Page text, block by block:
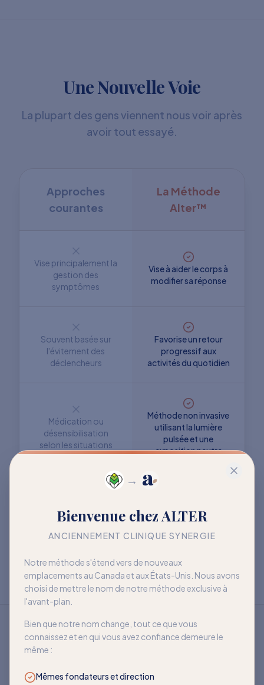
→
Bienvenue chez ALTER
ANCIENNEMENT CLINIQUE SYNERGIE
Notre méthode s'étend vers de nouveaux
emplacements au Canada et aux États-Unis. Nous avons
choisi de mettre le nom de notre méthode exclusive à
l'avant-plan.
Bien que notre nom change, tout ce que vous
connaissez et en qui vous avez confiance demeure le
même :
Mêmes fondateurs et direction
Une Nouvelle Voie
La plupart des gens viennent nous voir après
avoir tout essayé.
Approches
courantes
La Méthode
Alter™
Vise principalement la
gestion des
symptômes
Vise à aider le corps à
modifier sa réponse
Souvent basée sur
l'évitement des
déclencheurs
Favorise un retour
progressif aux
activités du quotidien
Médication ou
désensibilisation
selon les situations
Méthode non invasive
utilisant la lumière
pulsée et une
exposition neutre
Objectif : mieux vivre
avec la sensibilité
davantage de liberté